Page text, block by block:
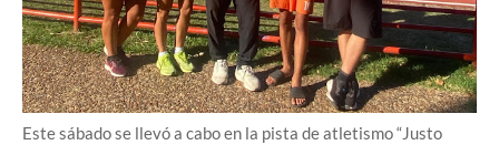
Este sábado se llevó a cabo en la pista de atletismo “Justo